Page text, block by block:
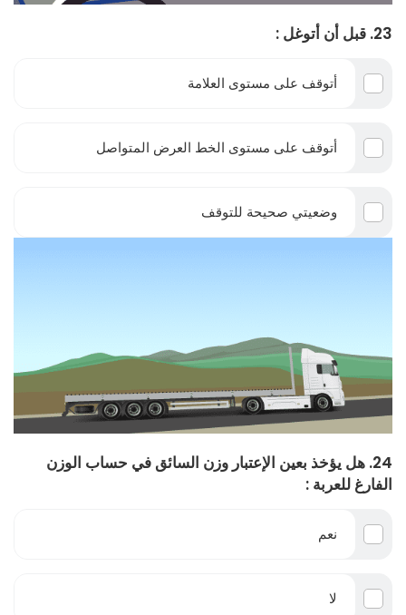
23. قبل أن أتوغل :
أتوقف على مستوى العلامة
أتوقف على مستوى الخط العرض المتواصل
وضعيتي صحيحة للتوقف
24. هل يؤخذ بعين الإعتبار وزن السائق في حساب الوزن
الفارغ للعربة :
نعم
لا